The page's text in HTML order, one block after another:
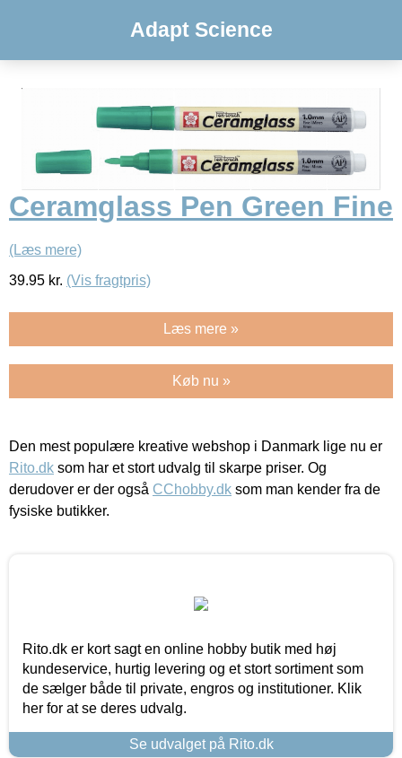
Adapt Science
Ceramglass Pen Green Fine
(Læs mere)
39.95 kr. (Vis fragtpris)
Læs mere »
Køb nu »
Den mest populære kreative webshop i Danmark lige nu er
Rito.dk som har et stort udvalg til skarpe priser. Og
derudover er der også CChobby.dk som man kender fra de
fysiske butikker.
Rito.dk er kort sagt en online hobby butik med høj
kundeservice, hurtig levering og et stort sortiment som
de sælger både til private, engros og institutioner. Klik
her for at se deres udvalg.
Se udvalget på Rito.dk